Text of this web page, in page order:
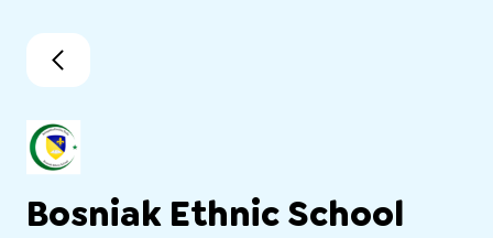
Bosniak Ethnic School